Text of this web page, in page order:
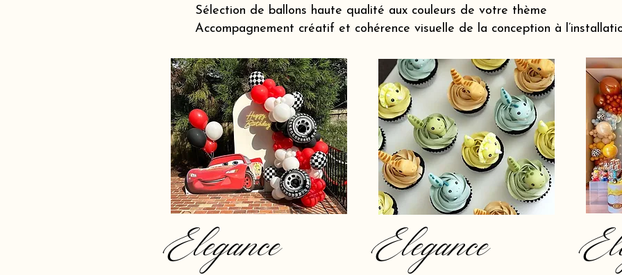
Sélection de ballons haute qualité aux couleurs de votre thème
Accompagnement créatif et cohérence visuelle de la conception à
Elegance Elegance